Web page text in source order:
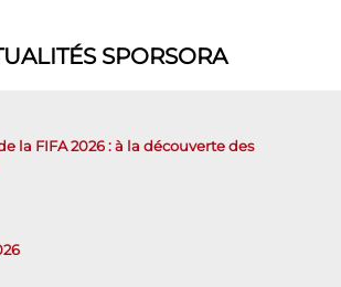
SPORSORA
la FIFA 2026 : à la découverte des